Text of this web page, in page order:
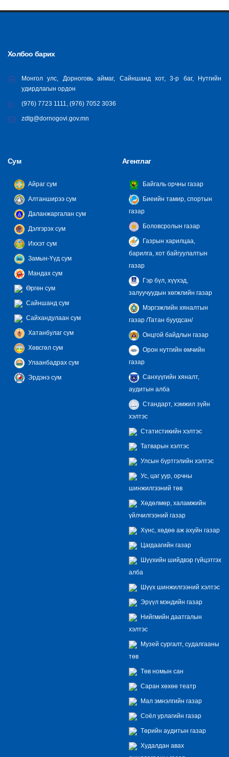
Холбоо барих
Монгол улс, Дорноговь аймаг, Сайншанд хот, 3-р баг, Нутгийн
удирдлагын ордон
(976) 7723 1111, (976) 7052 3036
zdtg@dornogovi.gov.mn
Сум
Айраг сум
Алтанширээ сум
Даланжаргалан сум
Дэлгэрэх сум
Иххэт сум
Замын-Үүд сум
Мандах сум
Өргөн сум
Сайншанд сум
Сайхандулаан сум
Хатанбулаг сум
Хөвсгөл сум
Улаанбадрах сум
Эрдэнэ сум
Агентлаг
Байгаль орчны газар
Биеийн тамир, спортын
газар
Боловсролын газар
Газрын харилцаа,
барилга, хот байгуулалтын
газар
Гэр бүл, хүүхэд,
залуучуудын хөгжлийн газар
Мэргэжлийн хяналтын
газар /Татан буугдсан/
Онцгой байдлын газар
Орон нутгийн өмчийн
газар
Санхүүгийн хяналт,
аудитын алба
Стандарт, хэмжил зүйн
хэлтэс
Статистикийн хэлтэс
Татварын хэлтэс
Улсын бүртгэлийн хэлтэс
Ус, цаг уур, орчны
шинжилгээний төв
Хөдөлмөр, халамжийн
үйлчилгээний газар
Хүнс, хөдөө аж ахуйн газар
Цагдаагийн газар
Шүүхийн шийдвэр гүйцэтгэх
алба
Шүүх шинжилгээний хэлтэс
Эрүүл мэндийн газар
Нийгмийн даатгалын
хэлтэс
Музей сургалт, судалгааны
төв
Төв номын сан
Саран хөхөө театр
Мал эмнэлгийн газар
Соёл урлагийн газар
Төрийн аудитын газар
Худалдан авах